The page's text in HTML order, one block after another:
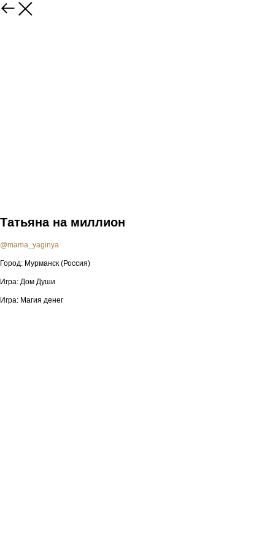
Татьяна на миллион
@mama_yaginya
Город: Мурманск (Россия)
Игра: Дом Души
Игра: Магия денег